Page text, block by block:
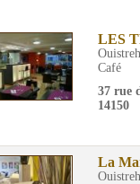
LES
Café
37 rue
14150
La